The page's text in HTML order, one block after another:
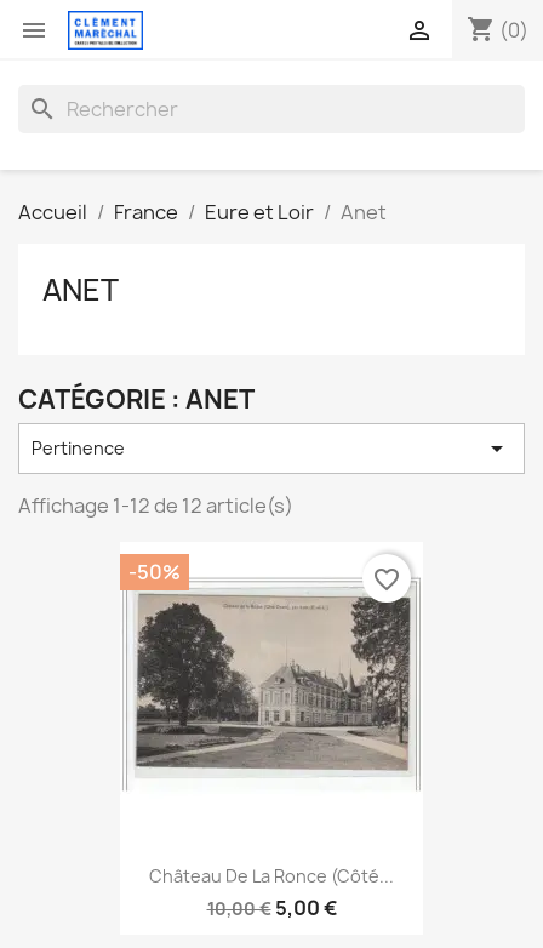
 shopping_cart (0)

search
Accueil France Eure et Loir Anet
ANET
CATÉGORIE : ANET
Pertinence 
Affichage 1-12 de 12 article(s)
Château De La Ronce (côté...
10,00 € 5,00 €
-50% favorite_border